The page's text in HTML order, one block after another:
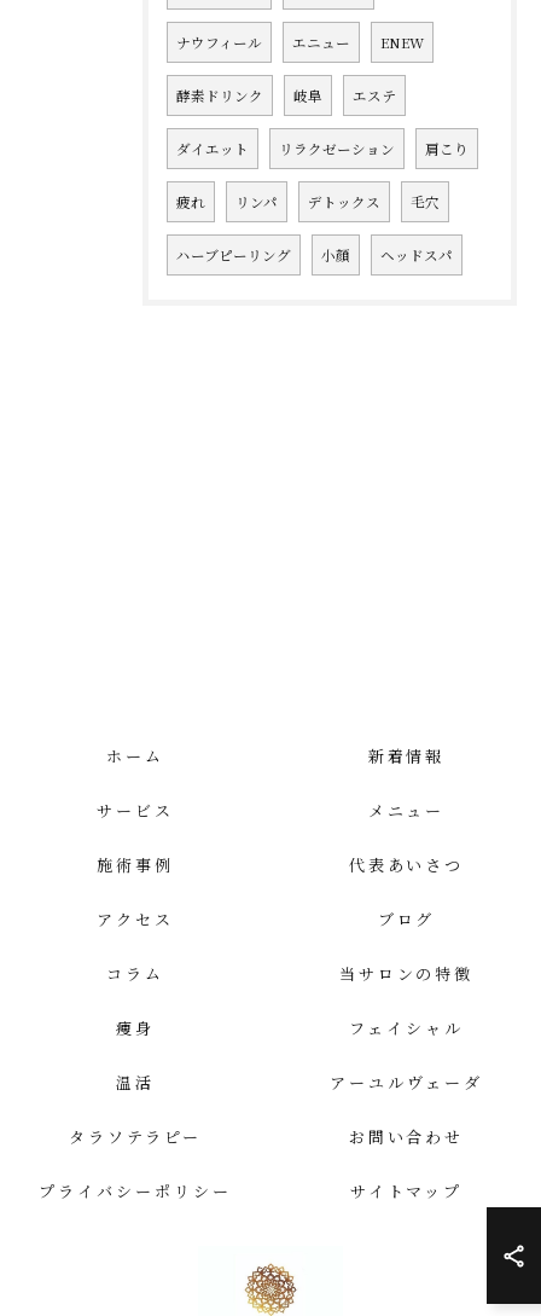
ナウフィール エニュー ENEW
酵素ドリンク 岐阜 エステ
ダイエット リラクゼーション 肩こり
疲れ リンパ デトックス 毛穴
ハーブピーリング 小顔 ヘッドスパ
ホーム 新着情報
サービス メニュー
施術事例 代表あいさつ
アクセス ブログ
コラム 当サロンの特徴
痩身 フェイシャル
温活 アーユルヴェーダ
タラソテラピー お問い合わせ
プライバシーポリシー サイトマップ